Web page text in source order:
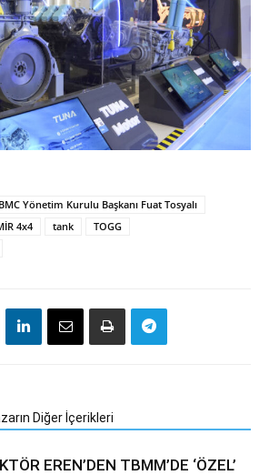
BMC Yönetim Kurulu Başkanı Fuat Tosyalı
4x4 tank
TOGG
Diğer İçerikleri
EREN’DEN TBMM’DE ‘ÖZEL’